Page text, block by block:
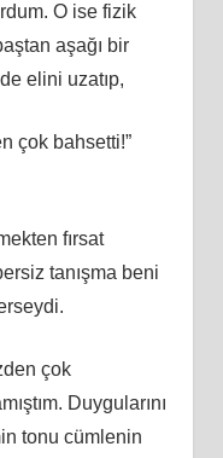
O ise fizik
aşağı bir
elini uzatıp,
çok bahsetti!”
fırsat
tanışma beni
çok
Duygularını
tonu cümlenin